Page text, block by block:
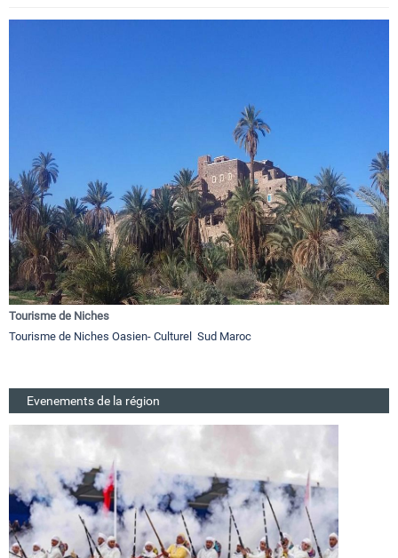
Tourisme de Niches
Tourisme de Niches Oasien- Culturel Sud Maroc
Evenements de la région